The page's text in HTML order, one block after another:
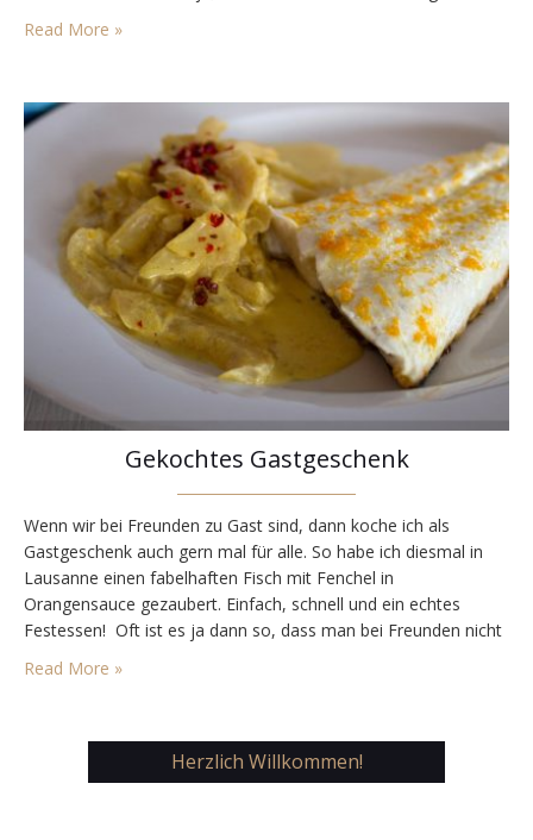
roh essen kann. Beim Rotkraut ging es mir auch so, bis ich…
Read More »
Gekochtes Gastgeschenk
Wenn wir bei Freunden zu Gast sind, dann koche ich als
Gastgeschenk auch gern mal für alle. So habe ich diesmal in
Lausanne einen fabelhaften Fisch mit Fenchel in
Orangensauce gezaubert. Einfach, schnell und ein echtes
Festessen! Oft ist es ja dann so, dass man bei Freunden nicht
heißt es dann…
Read More »
Herzlich Willkommen!